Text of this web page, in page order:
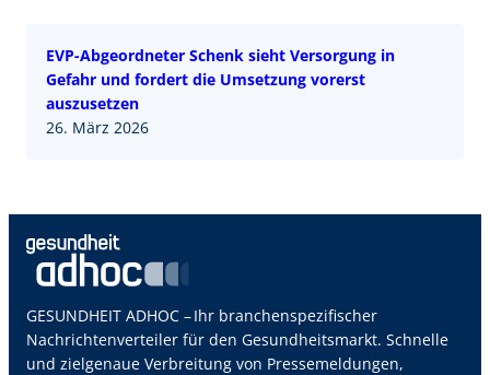
EVP-Abgeordneter Schenk sieht Versorgung in
Gefahr und fordert die Umsetzung vorerst
auszusetzen
26. März 2026
GESUNDHEIT ADHOC – Ihr branchenspezifischer
Nachrichtenverteiler für den Gesundheitsmarkt. Schnelle
und zielgenaue Verbreitung von Pressemeldungen,